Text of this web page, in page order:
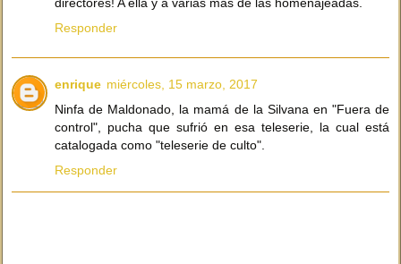
Responder
enrique miércoles, 15 marzo, 2017
Ninfa de Maldonado, la mamá de la Silvana en "Fuera de
control", pucha que sufrió en esa teleserie, la cual está
catalogada como "teleserie de culto".
Responder